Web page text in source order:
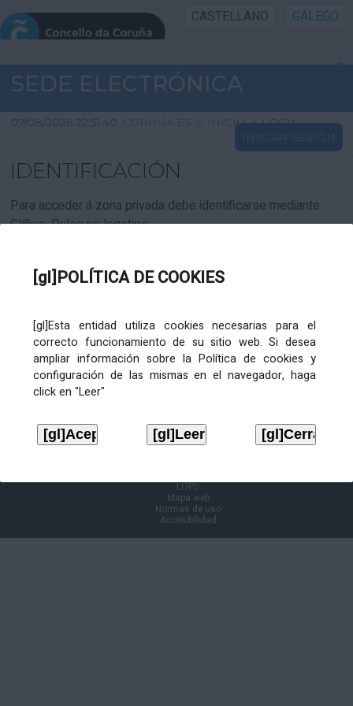
[gl]POLÍTICA DE COOKIES
[gl]Esta entidad utiliza cookies necesarias para el
correcto funcionamiento de su sitio web. Si desea
ampliar información sobre la Política de cookies y
configuración de las mismas en el navegador, haga
click en "Leer"
CASTELLANO GALEGO
INICIO SEDE
INICIO
INFORMACIÓN PÚBLICA
CARTAFOL CIDADÁN
SEDE ELECTRÓNICA
07/08/2026 22:51:40 CORUNA.ES > INICIO > LOGIN
INICIAR SESIÓN
IDENTIFICACIÓN
Para acceder á zona privada debe identificarse mediante
Cl@ve. Pulse no logotipo
LOPD
Mapa web
Normas de uso
Accesibilidad